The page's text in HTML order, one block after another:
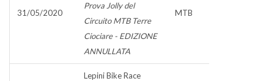
31/05/2020
Prova Jolly del
Circuito MTB Terre
Ciociare - EDIZIONE
ANNULLATA
MTB
Lepini Bike Race